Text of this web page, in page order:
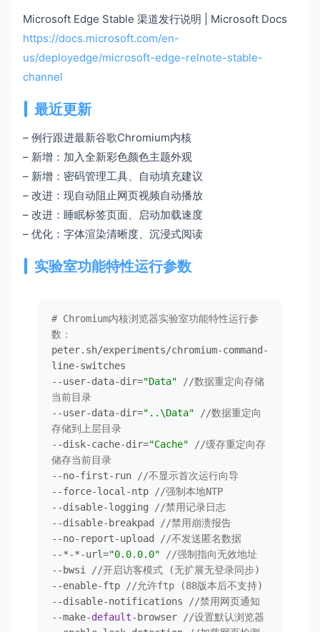
Microsoft Edge Stable 渠道发行说明 | Microsoft Docs
https://docs.microsoft.com/en-
us/deployedge/microsoft-edge-relnote-stable-
channel
最近更新
– 例行跟进最新谷歌Chromium内核
– 新增：加入全新彩色颜色主题外观
– 新增：密码管理工具、自动填充建议
– 改进：现自动阻止网页视频自动播放
– 改进：睡眠标签页面、启动加载速度
– 优化：字体渲染清晰度、沉浸式阅读
实验室功能特性运行参数
# Chromium内核浏览器实验室功能特性运行参
数：
peter.sh/experiments/chromium-command-
line-switches
--user-data-dir="Data"
//数据重定向存储
当前目录
--user-data-dir="..\Data"
//数据重定向
存储到上层目录
--disk-cache-dir="Cache"
//缓存重定向存
储存当前目录
--no-first-run //不显示首次运行向导
--force-local-ntp //强制本地NTP
--disable-logging //禁用记录日志
--disable-breakpad //禁用崩溃报告
--no-report-upload //不发送匿名数据
--*-*-url="0.0.0.0"
//强制指向无效地址
--bwsi //开启访客模式 (无扩展无登录同步)
--enable-ftp //允许ftp (88版本后不支持)
--disable-notifications //禁用网页通知
--make-default-browser //设置默认浏览器